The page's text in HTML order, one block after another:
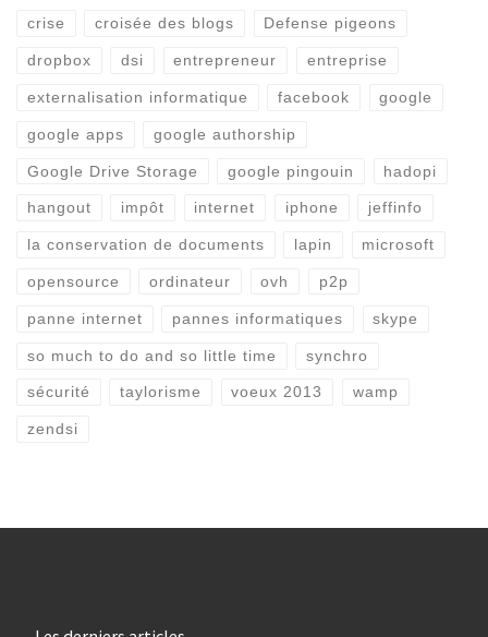
crise croisée des blogs Defense pigeons
dropbox dsi entrepreneur entreprise
externalisation informatique facebook google
google apps google authorship
Google Drive Storage google pingouin hadopi
hangout impôt internet iphone jeffinfo
la conservation de documents lapin microsoft
opensource ordinateur ovh p2p
panne internet pannes informatiques skype
so much to do and so little time synchro
sécurité taylorisme voeux 2013 wamp
zendsi